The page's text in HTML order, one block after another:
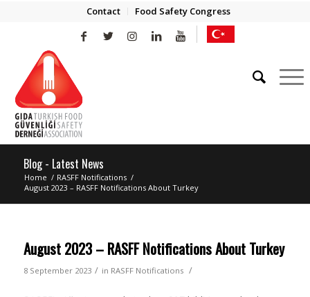
Contact Food Safety Congress
Blog - Latest News
Home / RASFF Notifications /
August 2023 – RASFF Notifications About Turkey
August 2023 – RASFF Notifications About Turkey
8 September 2023 / in RASFF Notifications /